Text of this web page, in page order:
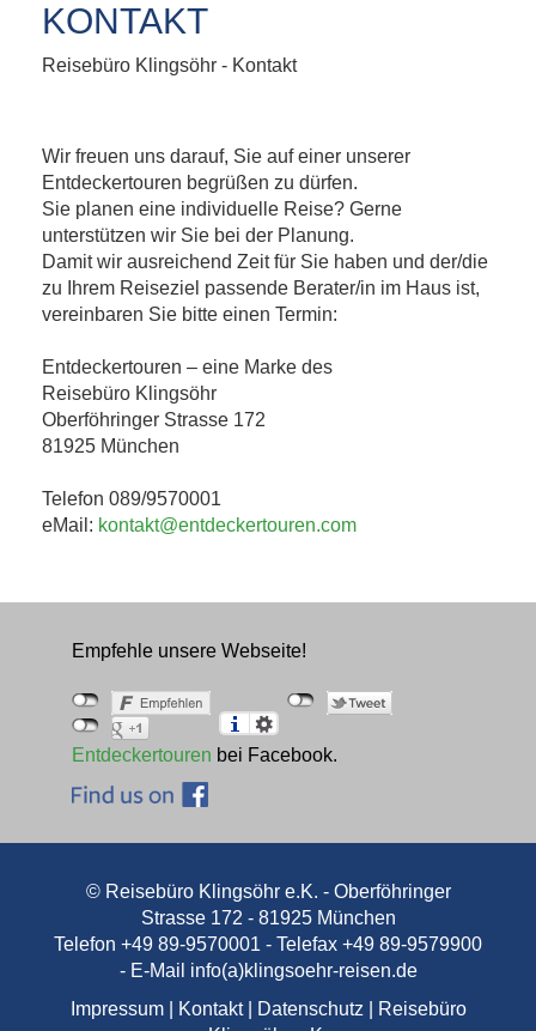
KONTAKT
Reisebüro Klingsöhr - Kontakt
Wir freuen uns darauf, Sie auf einer unserer
Entdeckertouren begrüßen zu dürfen.
Sie planen eine individuelle Reise? Gerne
unterstützen wir Sie bei der Planung.
Damit wir ausreichend Zeit für Sie haben und der/die
zu Ihrem Reiseziel passende Berater/in im Haus ist,
vereinbaren Sie bitte einen Termin:
Entdeckertouren – eine Marke des
Reisebüro Klingsöhr
Oberföhringer Strasse 172
81925 München
Telefon 089/9570001
eMail: kontakt@entdeckertouren.com
Empfehle unsere Webseite!
Entdeckertouren bei Facebook.
© Reisebüro Klingsöhr e.K. - Oberföhringer
Strasse 172 - 81925 München
Telefon +49 89-9570001 - Telefax +49 89-9579900
- E-Mail info(a)klingsoehr-reisen.de
Impressum| Kontakt| Datenschutz
Reisebüro